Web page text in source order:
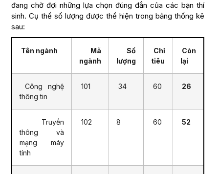
đang chờ đợi những lựa chọn đúng đắn của các bạn thí
sinh. Cụ thể số lượng được thể hiện trong bảng thống kê
sau:
Tên ngành
Mã
ngành
Số
lượng
Chỉ
tiêu
Còn
lại
Công nghệ
thông tin
101 34 60 26
Truyền
thông và
mạng máy
tính
102 8 60 52